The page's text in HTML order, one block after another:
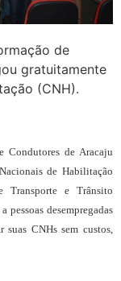
de
gratuitamente
(CNH).
Condutores de Aracaju
de Habilitação
Transporte e Trânsito
desempregadas
CNHs sem custos,